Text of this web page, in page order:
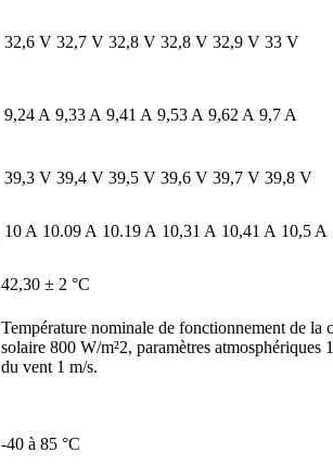
32,6 V 32,7 V 32,8 V 32,8 V 32,9 V 33 V
9,24 A 9,33 A 9,41 A 9,53 A 9,62 A 9,7 A
39,3 V 39,4 V 39,5 V 39,6 V 39,7 V 39,8 V
10 A 10.09 A 10.19 A 10,31 A 10,41 A 10,5 A
42,30 ± 2 °C
Température nominale de fonctionnement de
solaire 800 W/m²2, paramètres atmosphériques
du vent 1 m/s.
-40 à 85 °C